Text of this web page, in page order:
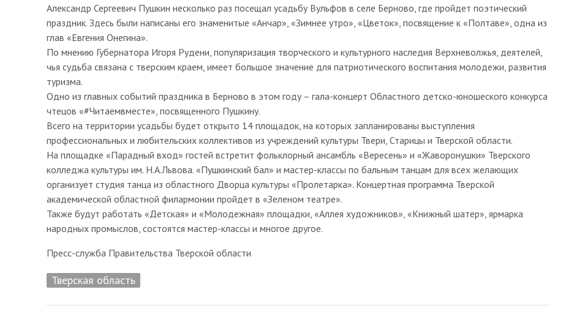
Александр Сергеевич Пушкин несколько раз посещал усадьбу Вульфов в селе Берново, где пройдет поэтический
праздник. Здесь были написаны его знаменитые «Анчар», «Зимнее утро», «Цветок», посвящение к «Полтаве», одна из
глав «Евгения Онегина».
По мнению Губернатора Игоря Рудени, популяризация творческого и культурного наследия Верхневолжья, деятелей,
чья судьба связана с тверским краем, имеет большое значение для патриотического воспитания молодежи, развития
туризма.
Одно из главных событий праздника в Берново в этом году – гала-концерт Областного детско-юношеского конкурса
чтецов «#Читаемвместе», посвященного Пушкину.
Всего на территории усадьбы будет открыто 14 площадок, на которых запланированы выступления
профессиональных и любительских коллективов из учреждений культуры Твери, Старицы и Тверской области.
На площадке «Парадный вход» гостей встретит фольклорный ансамбль «Вересень» и «Жаворонушки» Тверского
колледжа культуры им. Н.А.Львова. «Пушкинский бал» и мастер-классы по бальным танцам для всех желающих
организует студия танца из областного Дворца культуры «Пролетарка». Концертная программа Тверской
академической областной филармонии пройдет в «Зеленом театре».
Также будут работать «Детская» и «Молодежная» площадки, «Аллея художников», «Книжный шатер», ярмарка
народных промыслов, состоятся мастер-классы и многое другое.
Пресс-служба Правительства Тверской области
Тверская область